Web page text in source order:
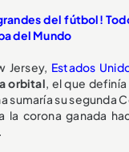
del fútbol!
del Mundo
Jersey, Estados
orbital, el que
sumaría su segunda
la corona ganada